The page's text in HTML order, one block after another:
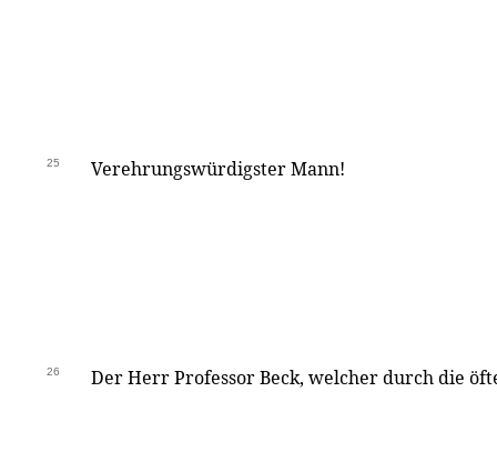
25 Verehrungswürdigster Mann!
26 Der Herr Professor Beck, welcher durch die